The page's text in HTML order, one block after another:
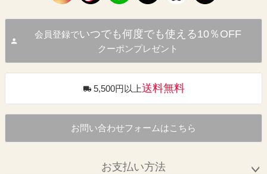
会員登録でいつでも何度でも使える10％OFF
クーポンプレゼント
5,500円以上送料無料
お問い合わせフォームはこちら
お支払い方法